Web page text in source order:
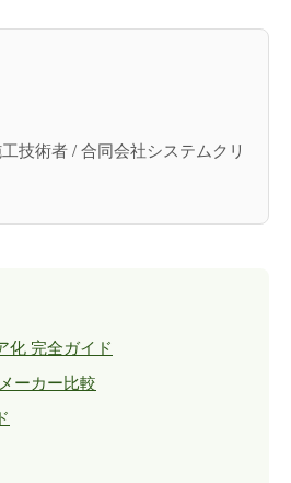
技術者 / 合同会社システムクリ
化 完全ガイド
ーカー比較